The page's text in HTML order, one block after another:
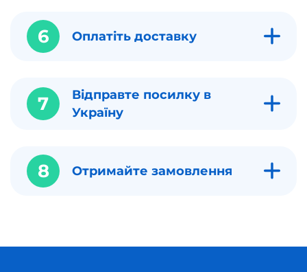
6 Оплатіть доставку
7
Відправте посилку в
Україну
8 Отримайте замовлення